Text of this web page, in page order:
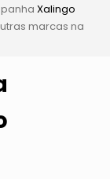
Xalingo
marcas na